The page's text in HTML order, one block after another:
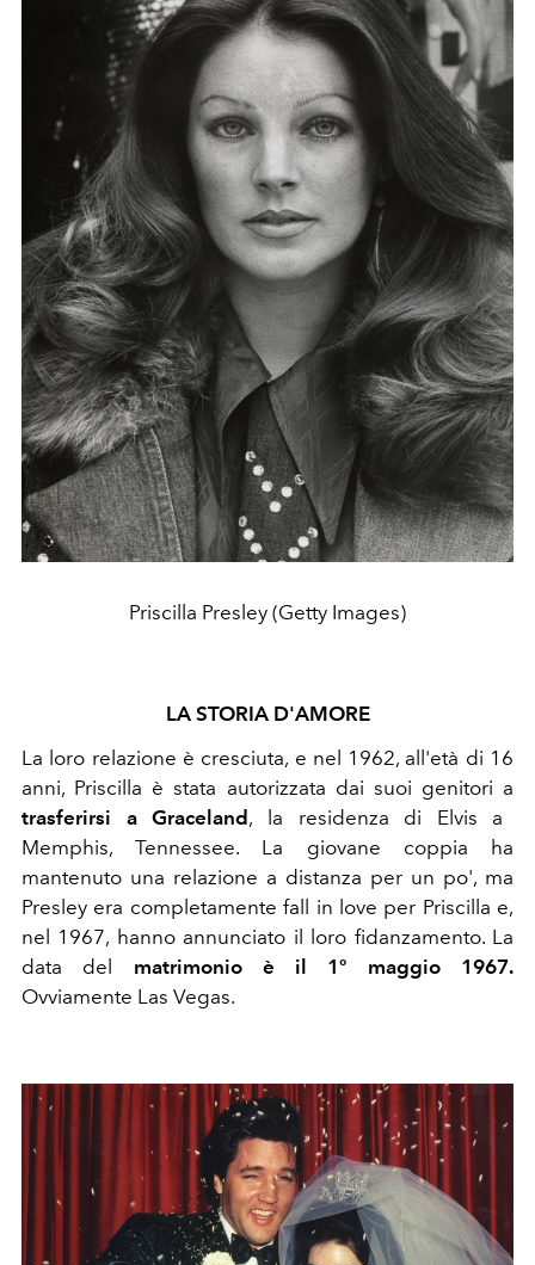
Priscilla Presley (Getty Images)
LA STORIA D'AMORE
La loro relazione è cresciuta, e nel 1962, all'età di 16
anni, Priscilla è stata autorizzata dai suoi genitori a
trasferirsi a Graceland, la residenza di Elvis a
Memphis, Tennessee. La giovane coppia ha
mantenuto una relazione a distanza per un po', ma
Presley era completamente fall in love per Priscilla e,
nel 1967, hanno annunciato il loro fidanzamento. La
data del matrimonio è il 1º maggio 1967.
Ovviamente Las Vegas.